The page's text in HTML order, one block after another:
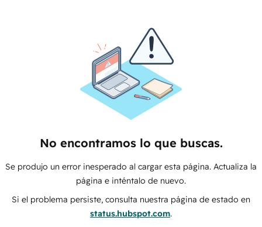
No encontramos lo que buscas.
Se produjo un error inesperado al cargar esta página. Actualiza la
página e inténtalo de nuevo.
Si el problema persiste, consulta nuestra página de estado en
status.hubspot.com.